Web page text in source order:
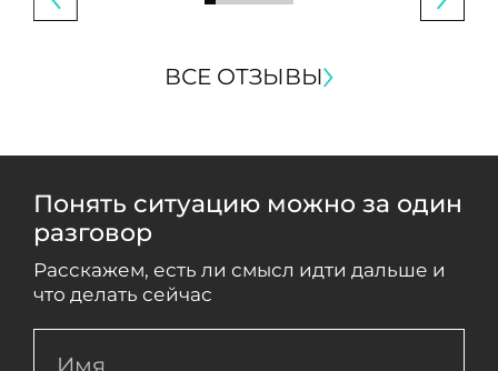
ВСЕ ОТЗЫВЫ
Понять ситуацию можно за один
разговор
Расскажем, есть ли смысл идти дальше и
что делать сейчас